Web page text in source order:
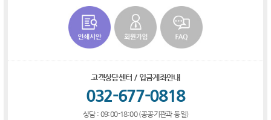
고객상담센터 / 입금계좌안내
032-677-0818
상담 : 09:00-18:00 (공공기관과 동일)